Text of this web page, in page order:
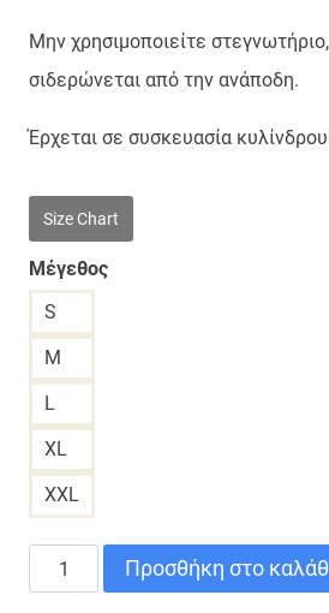
Μην χρησιμοποιείτε
σιδερώνεται από την ανάποδη.
Έρχεται σε συσκευασία
Size Chart
Μέγεθος
S
M
L
XL
XXL
Προσθήκη στο